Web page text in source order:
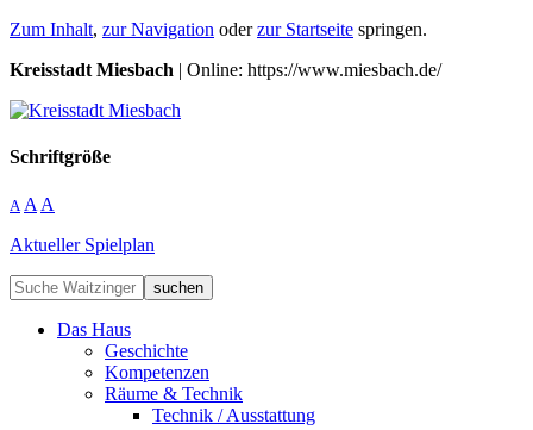
Zum Inhalt, zur Navigation oderzur Startseite springen.
Kreisstadt Miesbach | Online: https://www.miesbach.de/
Schriftgröße
A A A
Aktueller Spielplan
suchen
Das Haus
Geschichte
Kompetenzen
Räume & Technik
Technik / Ausstattung